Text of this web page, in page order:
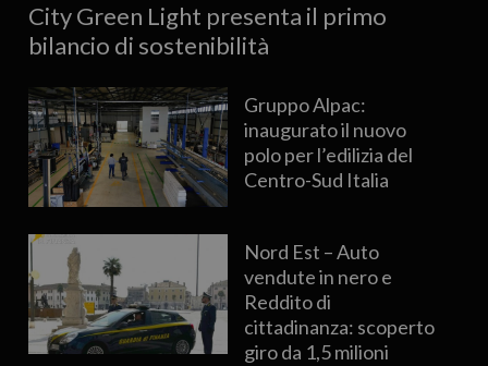
City Green Light presenta il primo
bilancio di sostenibilità
Gruppo Alpac:
inaugurato il nuovo
polo per l’edilizia del
Centro-Sud Italia
Nord Est – Auto
vendute in nero e
Reddito di
cittadinanza: scoperto
giro da 1,5 milioni